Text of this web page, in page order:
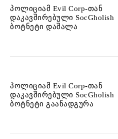
პოლიციამ Evil Corp-თან
დაკავშირებული SocGholish
ბოტნეტი დაშალა
პოლიციამ Evil Corp-თან
დაკავშირებული SocGholish
ბოტნეტი გაანადგურა